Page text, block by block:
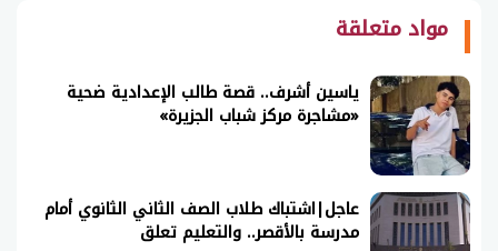
مواد متعلقة
ياسين أشرف.. قصة طالب الإعدادية ضحية
«مشاجرة مركز شباب الجزيرة»
عاجل|اشتباك طلاب الصف الثاني الثانوي أمام
مدرسة بالأقصر.. والتعليم تعلق